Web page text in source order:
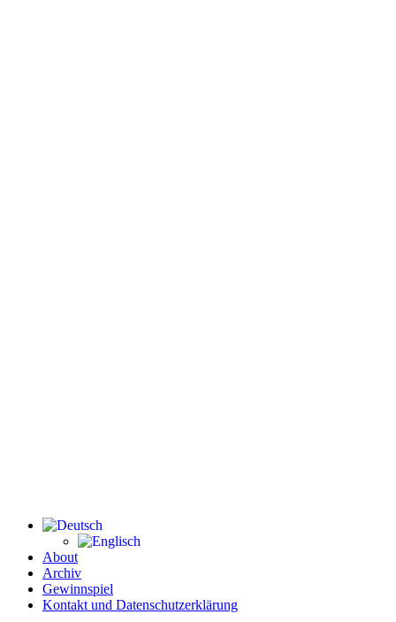
About
Archiv
Gewinnspiel
Kontakt und Datenschutzerklärung